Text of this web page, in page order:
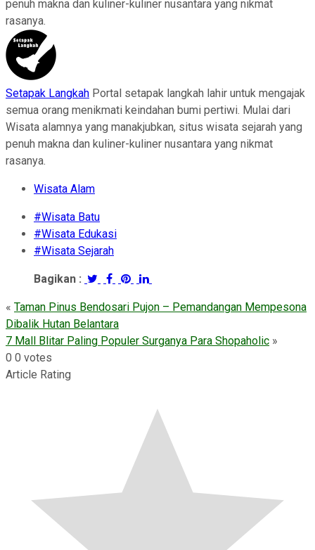
penuh makna dan kuliner-kuliner nusantara yang nikmat
rasanya.
Setapak Langkah Portal setapak langkah lahir untuk mengajak
semua orang menikmati keindahan bumi pertiwi. Mulai dari
Wisata alamnya yang manakjubkan, situs wisata sejarah yang
penuh makna dan kuliner-kuliner nusantara yang nikmat
rasanya.
Wisata Alam
#Wisata Batu
#Wisata Edukasi
#Wisata Sejarah
Bagikan :
« Taman Pinus Bendosari Pujon – Pemandangan Mempesona
Dibalik Hutan Belantara
7 Mall Blitar Paling Populer Surganya Para Shopaholic »
0 0 votes
Article Rating